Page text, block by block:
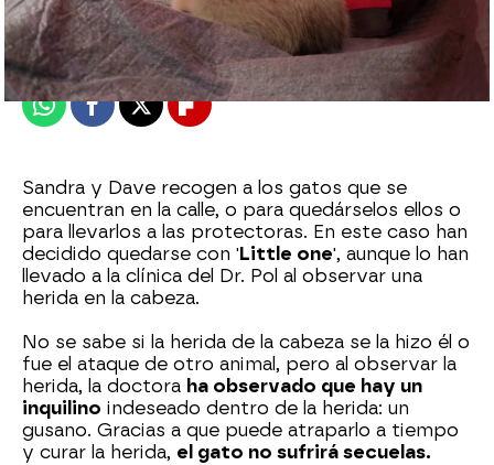
Madrid
Publicado: 19 de octubre de 2022, 18:04
WhatsappFacebook
X Flipboard
Sandra y Dave recogen a los gatos que se
encuentran en la calle, o para quedárselos ellos o
para llevarlos a las protectoras. En este caso han
decidido quedarse con 'Little one', aunque lo han
llevado a la clínica del Dr. Pol al observar una
herida en la cabeza.
No se sabe si la herida de la cabeza se la hizo él o
fue el ataque de otro animal, pero al observar la
herida, la doctora ha observado que hay un
inquilino indeseado dentro de la herida: un
gusano. Gracias a que puede atraparlo a tiempo
y curar la herida, el gato no sufrirá secuelas.